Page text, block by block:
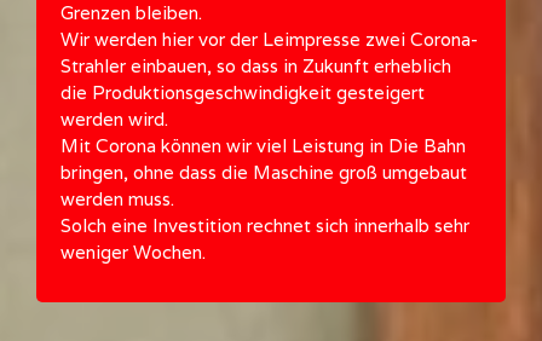
Grenzen bleiben.
Wir werden hier vor der Leimpresse zwei Corona-
Strahler einbauen, so dass in Zukunft erheblich
die Produktionsgeschwindigkeit gesteigert
werden wird.
Mit Corona können wir viel Leistung in Die Bahn
bringen, ohne dass die Maschine groß umgebaut
werden muss.
Solch eine Investition rechnet sich innerhalb sehr
weniger Wochen.